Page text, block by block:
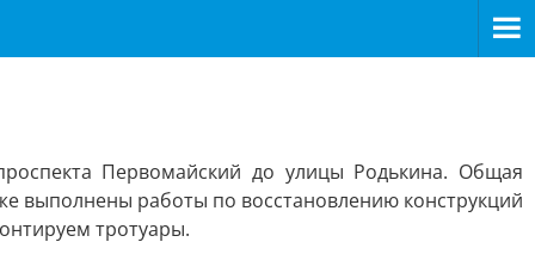
Первомайский до улицы Родькина. Общая
выполнены работы по восстановлению конструкций
тротуары.